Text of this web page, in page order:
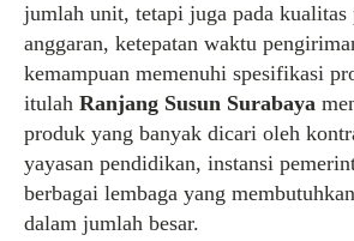
jumlah unit, tetapi juga pada
anggaran, ketepatan waktu
kemampuan memenuhi spesifikasi
itulah Ranjang Susun Surabaya
produk yang banyak dicari oleh
yayasan pendidikan, instansi
berbagai lembaga yang
dalam jumlah besar.